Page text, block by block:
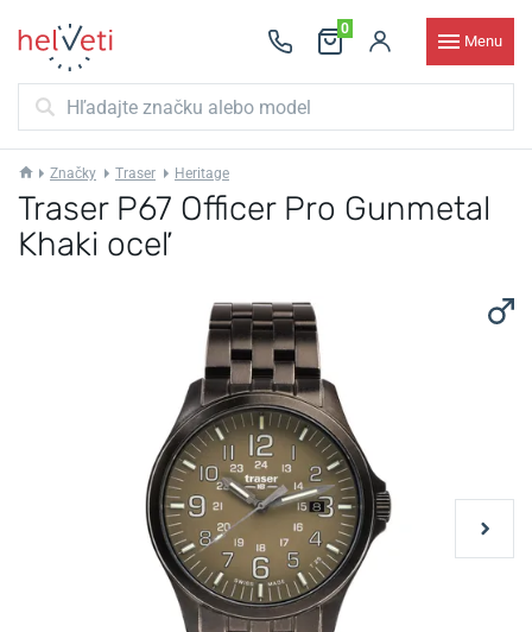
0
Menu
Značky Traser Heritage
Traser P67 Officer Pro Gunmetal
Khaki oceľ